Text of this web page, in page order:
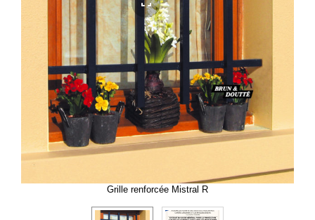
Grille renforcée Mistral R